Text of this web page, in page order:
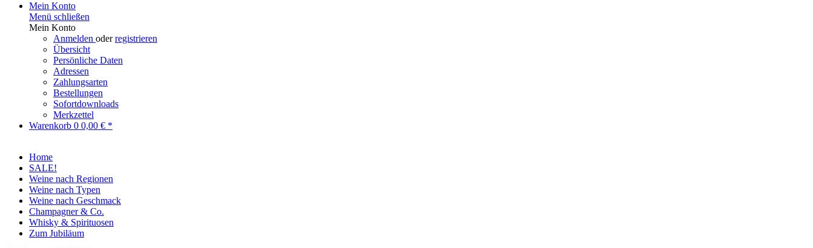
Mein Konto
Menü schließen
Mein Konto
Anmelden oderregistrieren
Übersicht
Persönliche Daten
Adressen
Zahlungsarten
Bestellungen
Sofortdownloads
Merkzettel
Warenkorb 0 0,00 € *
Home
SALE!
Weine nach Regionen
Weine nach Typen
Weine nach Geschmack
Champagner & Co.
Whisky & Spirituosen
Zum Jubiläum